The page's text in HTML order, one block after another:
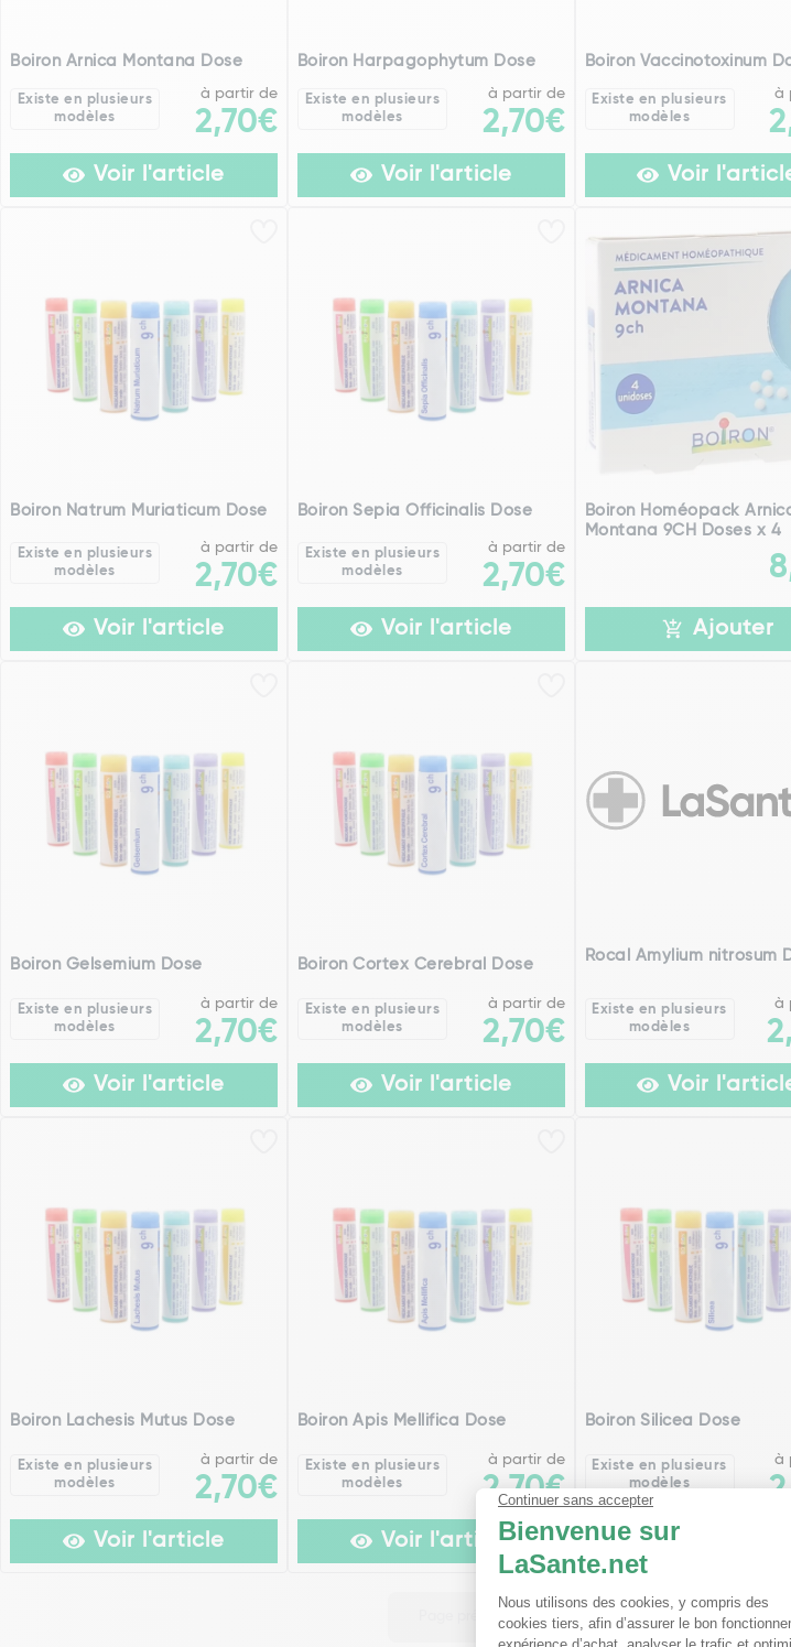
Boiron Arnica Montana Dose
Existe en plusieurs
modèles
à partir de
2,70€
Voir l'article
Boiron Harpagophytum Dose
Existe en plusieurs
modèles
à partir de
2,70€
Voir l'article
Boiron Vaccinotoxinum
Existe en plusieurs
modèles
à
Voir
Boiron Natrum Muriaticum Dose
Existe en plusieurs
modèles
à partir de
2,70€
Voir l'article
Boiron Sepia Officinalis Dose
Existe en plusieurs
modèles
à partir de
2,70€
Voir l'article
Boiron Homéopack
Montana 9CH Doses x 4
Ajouter
Boiron Gelsemium Dose
Existe en plusieurs
modèles
à partir de
2,70€
Voir l'article
Boiron Cortex Cerebral Dose
Existe en plusieurs
modèles
à partir de
2,70€
Voir l'article
Rocal Amylium nitrosum
Existe en plusieurs
modèles
à
Voir
Boiron Lachesis Mutus Dose
Existe en plusieurs
modèles
à partir de
2,70€
Voir l'article
Boiron Apis Mellifica Dose
Existe en plusieurs
modèles
à partir de
2,70€
Voir l'article
Boiron Silicea Dose
Existe en plusieurs
modèles
à
Voir l'article
Page précédente 3 4